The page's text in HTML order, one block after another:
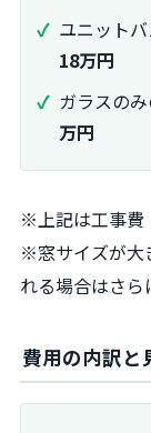
ユニット
18万円
ガラスの
万円
※上記は工事費
※窓サイズが大
れる場合はさら
費用の内訳と